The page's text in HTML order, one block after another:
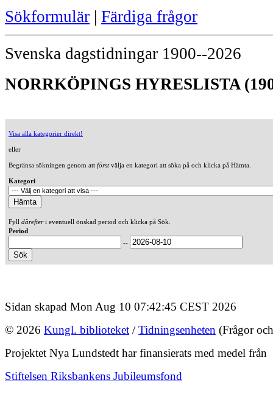
Sökformulär | Färdiga frågor
Svenska dagstidningar 1900--2026
NORRKÖPINGS HYRESLISTA
Visa alla kategorier direkt!
eller
Begränsa sökningen genom att förstvälja en kategori att söka på och klicka på Hämta.
Kategori
Fyll därefteri eventuell önskad period och klicka på Sök.
Period
--
Sidan skapad Mon Aug 10 07:42:45 CEST 2026
© 2026 Kungl. biblioteket /Tidningsenheten (Frågor
Projektet Nya Lundstedt har finansierats med medel från
Stiftelsen Riksbankens Jubileumsfond